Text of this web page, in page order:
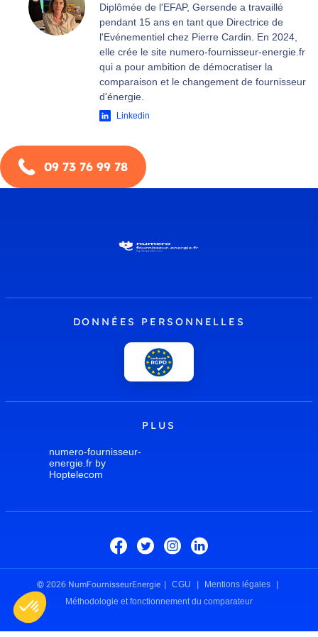
Diplômée de l'EFAP, Gersende a travaillé
pendant 15 ans en tant que Directrice de
l'Evénementiel chez Pierre Cardin. En 2024,
elle crée le site numero-fournisseur-energie.fr
qui a pour ambition de démocratiser la
comparaison et le changement de fournisseur
d'énergie.
Linkedin
09 73 76 99 78
DONNÉES PERSONNELLES
PLUS
numero-fournisseur-
energie.fr by
Hoptelecom
© 2026 NumFournisseurEnergie CGU
Mentions légales
Méthodologie et fonctionnement du comparateur